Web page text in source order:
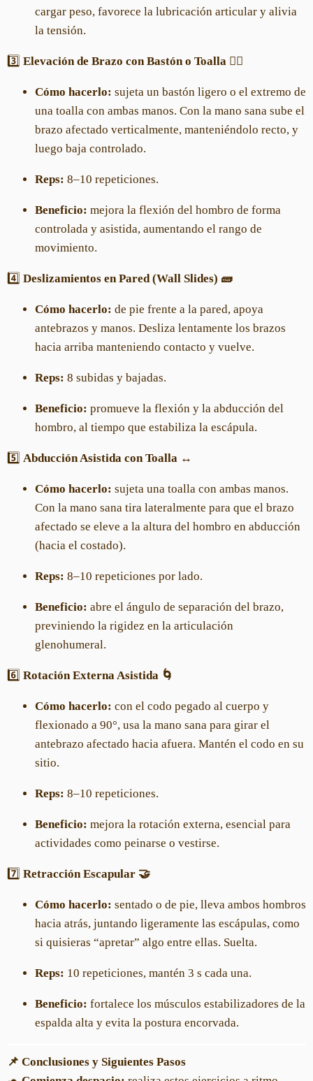
cargar peso, favorece la lubricación articular y alivia
la tensión.
3️⃣ Elevación de Brazo con Bastón o Toalla 🚶‍♀️
Cómo hacerlo: sujeta un bastón ligero o el extremo de
una toalla con ambas manos. Con la mano sana sube el
brazo afectado verticalmente, manteniéndolo recto, y
luego baja controlado.
Reps: 8–10 repeticiones.
Beneficio: mejora la flexión del hombro de forma
controlada y asistida, aumentando el rango de
movimiento.
4️⃣ Deslizamientos en Pared (Wall Slides) 🧱
Cómo hacerlo: de pie frente a la pared, apoya
antebrazos y manos. Desliza lentamente los brazos
hacia arriba manteniendo contacto y vuelve.
Reps: 8 subidas y bajadas.
Beneficio: promueve la flexión y la abducción del
hombro, al tiempo que estabiliza la escápula.
5️⃣ Abducción Asistida con Toalla ↔️
Cómo hacerlo: sujeta una toalla con ambas manos.
Con la mano sana tira lateralmente para que el brazo
afectado se eleve a la altura del hombro en abducción
(hacia el costado).
Reps: 8–10 repeticiones por lado.
Beneficio: abre el ángulo de separación del brazo,
previniendo la rigidez en la articulación
glenohumeral.
6️⃣ Rotación Externa Asistida 🌀
Cómo hacerlo: con el codo pegado al cuerpo y
flexionado a 90°, usa la mano sana para girar el
antebrazo afectado hacia afuera. Mantén el codo en su
sitio.
Reps: 8–10 repeticiones.
Beneficio: mejora la rotación externa, esencial para
actividades como peinarse o vestirse.
7️⃣ Retracción Escapular 🤝
Cómo hacerlo: sentado o de pie, lleva ambos hombros
hacia atrás, juntando ligeramente las escápulas, como
si quisieras “apretar” algo entre ellas. Suelta.
Reps: 10 repeticiones, mantén 3 s cada una.
Beneficio: fortalece los músculos estabilizadores de la
espalda alta y evita la postura encorvada.
📌 Conclusiones y Siguientes Pasos